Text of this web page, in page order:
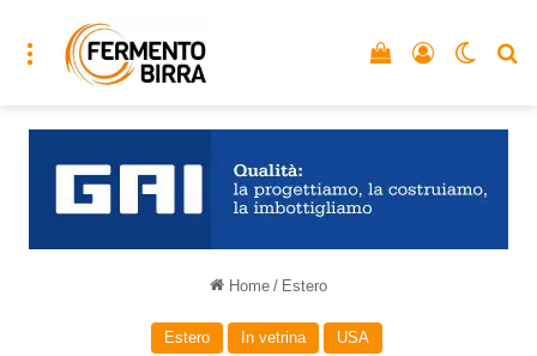
Menu Accedi
Vedi il carrello
Home / Estero
Estero In vetrina USA